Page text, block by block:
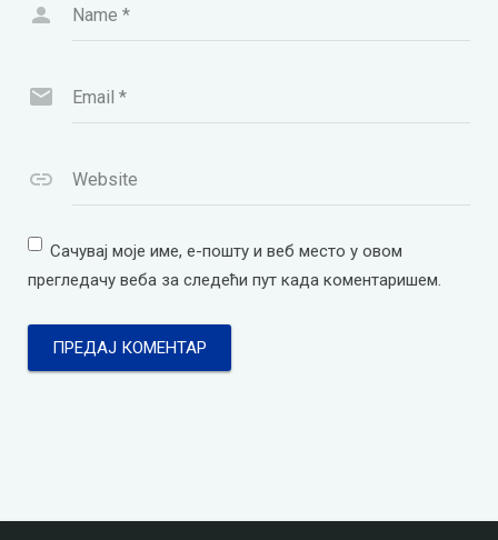
Name *
Email *
Website
Сачувај моје име, е-пошту и веб место у овом
прегледачу веба за следећи пут када коментаришем.